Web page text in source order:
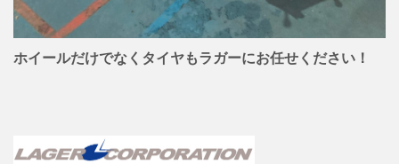
ホイールだけでなくタイヤもラガーにお任せください！